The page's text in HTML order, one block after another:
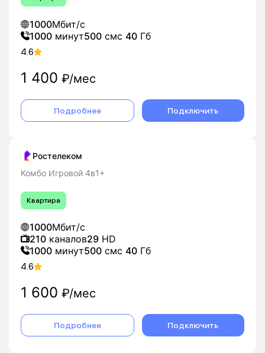
1000Мбит/с
1000 минут500 смс 40 Гб
4.6
1 400 ₽/мес
Подробнее Подключить
Ростелеком
Комбо Игровой 4в1+
Квартира
1000Мбит/с
210 каналов29 HD
1000 минут500 смс 40 Гб
4.6
1 600 ₽/мес
Подробнее Подключить